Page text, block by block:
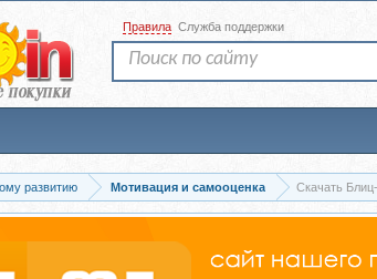
Правила Служба поддержки
развитию Мотивация и самооценка Скачать